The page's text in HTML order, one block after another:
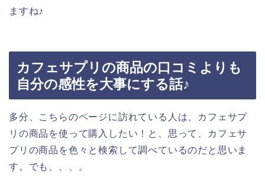
ますね♪
カフェサプリの商品の口コミよりも
自分の感性を大事にする話♪
多分、こちらのページに訪れている人は、カフェサプ
リの商品を使って購入したい！と、思って、カフェサ
プリの商品を色々と検索して調べているのだと思いま
す。でも、、、。